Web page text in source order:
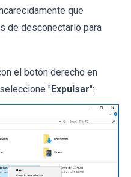
que
de desconectarlo para
el botón derecho en
"Expulsar":